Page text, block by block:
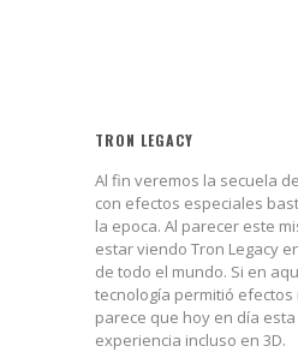
TRON LEGACY
Al fin veremos la secuela
con efectos especiales
la epoca. Al parecer este
estar viendo Tron Legacy
de todo el mundo. Si en
tecnología permitió
parece que hoy en día
experiencia incluso en 3D.